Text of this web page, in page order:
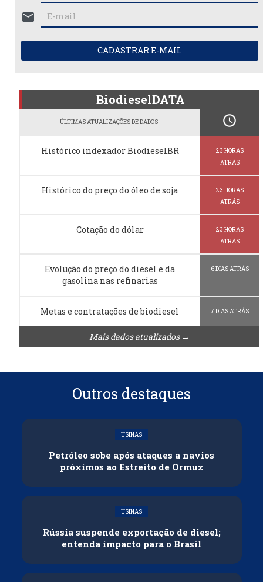
mail
CADASTRAR E-MAIL
BiodieselDATA
ÚLTIMAS ATUALIZAÇÕES DE DADOS schedule
Histórico indexador BiodieselBR
23 HORAS
ATRÁS
Histórico do preço do óleo de soja
23 HORAS
ATRÁS
Cotação do dólar
23 HORAS
ATRÁS
Evolução do preço do diesel e da
gasolina nas refinarias
6 DIAS ATRÁS
Metas e contratações de biodiesel 7 DIAS ATRÁS
Mais dados atualizados →
Outros destaques
USINAS
Petróleo sobe após ataques a navios
próximos ao Estreito de Ormuz
USINAS
Rússia suspende exportação de diesel;
entenda impacto para o Brasil